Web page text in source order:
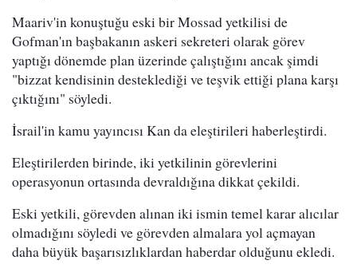
Maariv'in konuştuğu eski bir Mossad yetkilisi de
Gofman'ın başbakanın askeri sekreteri olarak görev
yaptığı dönemde plan üzerinde çalıştığını ancak şimdi
"bizzat kendisinin desteklediği ve teşvik ettiği plana karşı
çıktığını" söyledi.
İsrail'in kamu yayıncısı Kan da eleştirileri haberleştirdi.
Eleştirilerden birinde, iki yetkilinin görevlerini
operasyonun ortasında devraldığına dikkat çekildi.
Eski yetkili, görevden alınan iki ismin temel karar alıcılar
olmadığını söyledi ve görevden almalara yol açmayan
daha büyük başarısızlıklardan haberdar olduğunu ekledi.